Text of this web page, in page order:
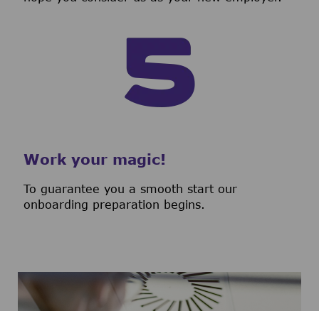
Work your magic!
To guarantee you a smooth start our
onboarding preparation begins.